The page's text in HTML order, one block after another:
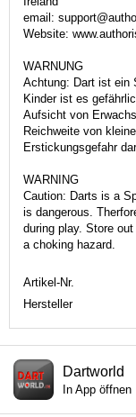
email:
Website:
WARNUNG
Achtung: Dart ist ein
Kinder ist es
Aufsicht von
Reichweite von
Erstickungsgefahr
WARNING
Caution: Darts is a
is dangerous.
during play. Store
a choking hazard.
Artikel-Nr.
Hersteller
Dartworld
In App öffnen